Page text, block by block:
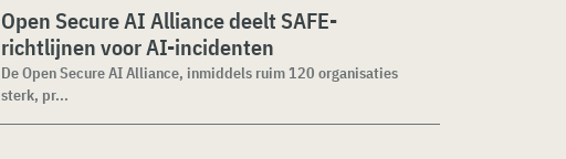
Open Secure AI Alliance deelt SAFE-
richtlijnen voor AI-incidenten
De Open Secure AI Alliance, inmiddels ruim 120 organisaties
sterk, pr...